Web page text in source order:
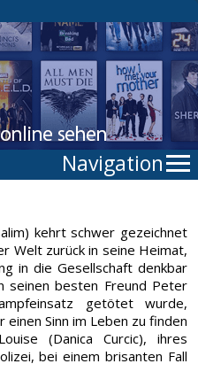
Navigation
kehrt schwer gezeichnet
Welt zurück in seine Heimat,
in die Gesellschaft denkbar
seinen besten Freund Peter
getötet wurde,
Sinn im Leben zu finden
(Danica Curcic), ihres
bei einem brisanten Fall